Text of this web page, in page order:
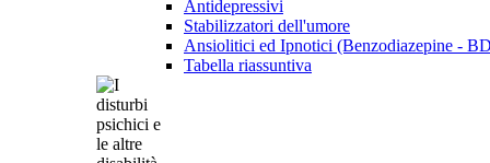
Antidepressivi
Stabilizzatori dell'umore
Ansiolitici ed Ipnotici (Benzodiazepine -
Tabella riassuntiva